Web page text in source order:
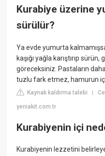
Kurabiye üzerine
sürülür?
Ya evde yumurta
kaşığı yağla karıştırıp
göreceksiniz. Pastaların
tuzlu fark etmez, hamurun
Kaynak kaldırma talebi |
yeniakit.com.tr
Kurabiyenin içi
Kurabiyenin lezzetini